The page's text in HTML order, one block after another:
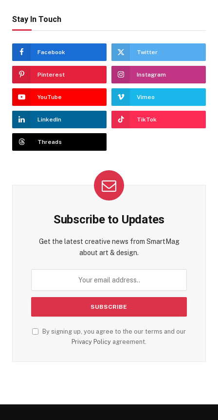
Stay In Touch
Facebook Twitter
Pinterest Instagram
YouTube Vimeo
LinkedIn TikTok
Threads
Subscribe to Updates
Get the latest creative news from SmartMag
about art & design.
By signing up, you agree to the our terms and our
Privacy Policy agreement.